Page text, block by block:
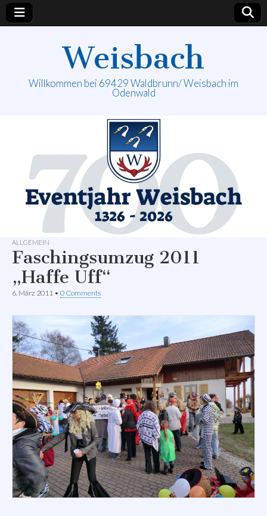
Weisbach
Willkommen bei 69429 Waldbrunn/ Weisbach im
Odenwald
ALLGEMEIN
Faschingsumzug 2011
„Haffe Uff“
6. März 2011 • 0 Comments